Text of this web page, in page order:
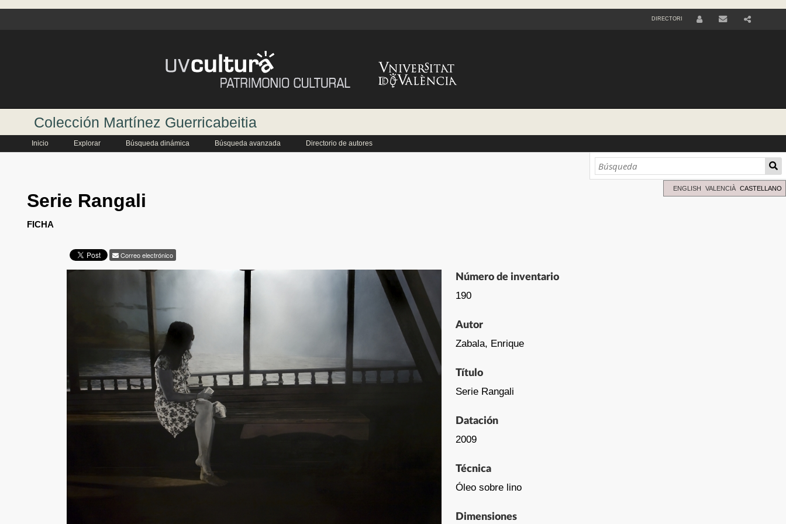
DIRECTORI
Colección Martínez Guerricabeitia
Inicio Explorar Búsqueda dinámica Búsqueda avanzada Directorio de autores
ENGLISH VALENCIÀ CASTELLANO
Serie Rangali
FICHA
Correo electrónico
Número de inventario
190
Autor
Zabala, Enrique
Título
Serie Rangali
Datación
2009
Técnica
Óleo sobre lino
Dimensiones